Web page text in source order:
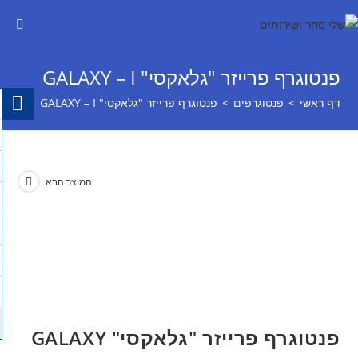
פנטוגרף פרייזר "גלאקסי" GALAXY – I
דף ראשי > פנטוגרפים > פנטוגרף פרייזר "גלאקסי" GALAXY – I
המוצר הבא
פנטוגרף פרייזר "גלאקסי" GALAXY